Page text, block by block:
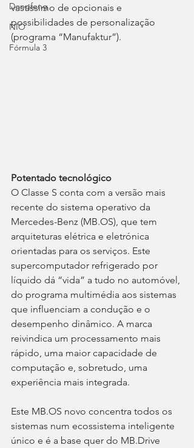
Dongfeng
NIO
Fórmula 3
vastíssimo de opcionais e
possibilidades de personalização
(programa “Manufaktur”).
Potentado tecnológico
O Classe S conta com a versão mais
recente do sistema operativo da
Mercedes-Benz (MB.OS), que tem
arquiteturas elétrica e eletrónica
orientadas para os serviços. Este
supercomputador refrigerado por
líquido dá “vida” a tudo no automóvel,
do programa multimédia aos sistemas
que influenciam a condução e o
desempenho dinâmico. A marca
reivindica um processamento mais
rápido, uma maior capacidade de
computação e, sobretudo, uma
experiência mais integrada.
Este MB.OS novo concentra todos os
sistemas num ecossistema inteligente
único e é a base quer do MB.Drive